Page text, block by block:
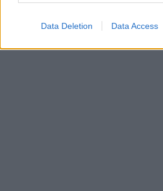
Data Deletion Data Access